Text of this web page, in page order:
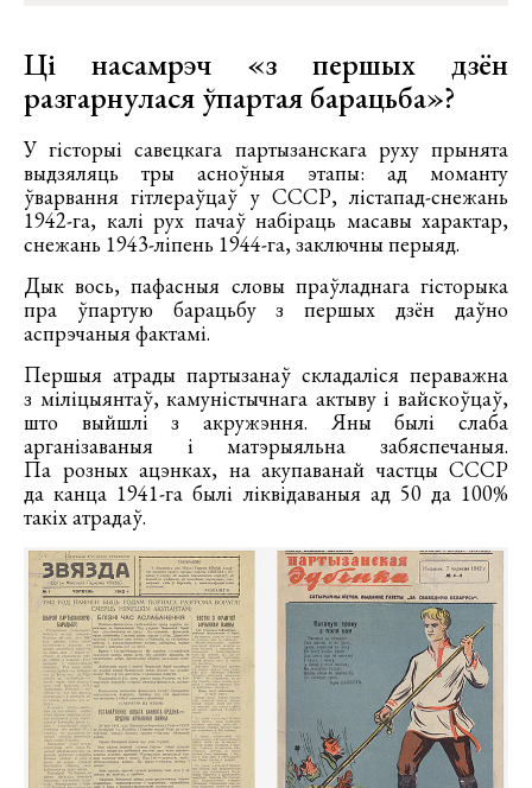
Ці насамрэч «з першых дзён
разгарнулася ўпартая барацьба»?
У гісторыі савецкага партызанскага руху прынята
выдзяляць тры асноўныя этапы: ад моманту
ўварвання гітлераўцаў у СССР, лістапад-снежань
1942-га, калі рух пачаў набіраць масавы характар,
снежань 1943-ліпень 1944-га, заключны перыяд.
Дык вось, пафасныя словы праўладнага гісторыка
пра ўпартую барацьбу з першых дзён даўно
аспрэчаныя фактамі.
Першыя атрады партызанаў складаліся пераважна
з міліцыянтаў, камуністычнага актыву і вайскоўцаў,
што выйшлі з акружэння. Яны былі слаба
арганізаваныя і матэрыяльна забяспечаныя.
Па розных ацэнках, на акупаванай частцы СССР
да канца 1941-га былі ліквідаваныя ад 50 да 100%
такіх атрадаў.